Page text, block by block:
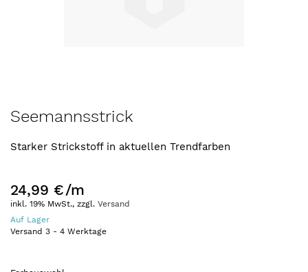
Anfang
Bildergalerie
Seemannsstrick
Starker Strickstoff in aktuellen Trendfarben
24,99 €/m
inkl. 19% MwSt., zzgl. Versand
Auf Lager
Versand 3 - 4 Werktage